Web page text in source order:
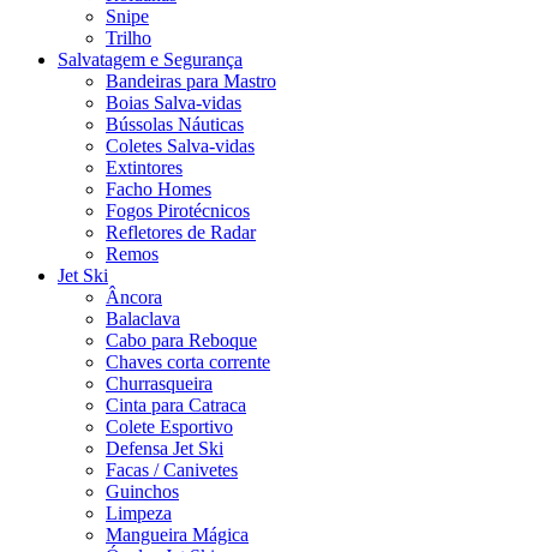
Snipe
Trilho
Salvatagem e Segurança
Bandeiras para Mastro
Boias Salva-vidas
Bússolas Náuticas
Coletes Salva-vidas
Extintores
Facho Homes
Fogos Pirotécnicos
Refletores de Radar
Remos
Jet Ski
Âncora
Balaclava
Cabo para Reboque
Chaves corta corrente
Churrasqueira
Cinta para Catraca
Colete Esportivo
Defensa Jet Ski
Facas / Canivetes
Guinchos
Limpeza
Mangueira Mágica